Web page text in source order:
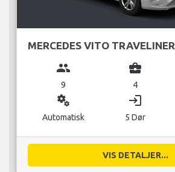
MERCEDES VITO TRAVELINER
group
9
business_center
4
miscellaneous_services
Automatisk
login
5 Dør
VIS DETALJER...